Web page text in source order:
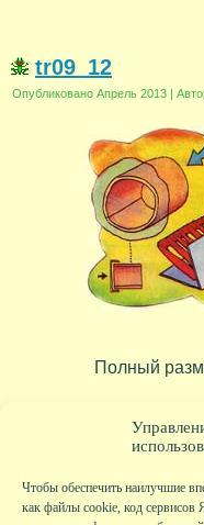
Чтобы обеспечить наилучшие
как файлы cookie, код
tr09_12
Опубликовано Апрель 2013 |
Полный